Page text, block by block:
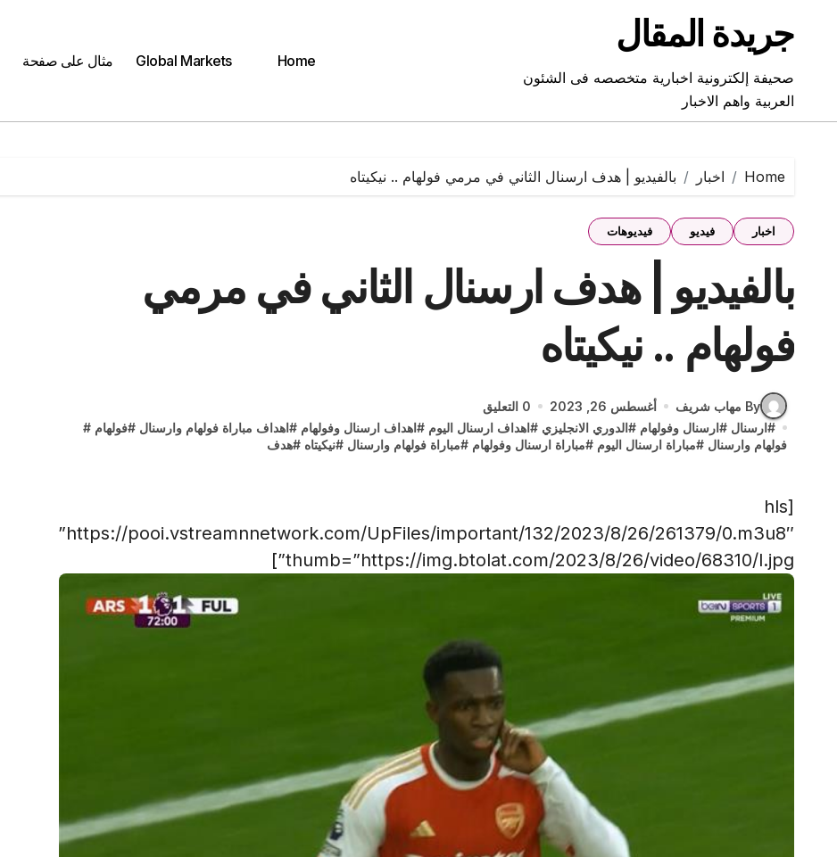
contentجريدة المقال
صحيفة إلكترونية اخبارية متخصصه فى الشئون
العربية واهم الاخبار
Home
Global Markets مثال على صفحة
Home اخبار بالفيديو | هدف ارسنال الثاني في مرمي فولهام .. نيكيتاه
اخبار فيديو فيديوهات
بالفيديو | هدف ارسنال الثاني في مرمي
فولهام .. نيكيتاه
By مهاب شريف أغسطس 26, 2023
0 التعليق
#ارسنال #ارسنال وفولهام #الدوري الانجليزي #اهداف ارسنال اليوم #اهداف ارسنال وفولهام #اهداف مباراة فولهام وارسنال #فولهام #
فولهام وارسنال #مباراة ارسنال اليوم #مباراة ارسنال وفولهام #مباراة فولهام وارسنال #نيكيتاه #هدف
[hls
url=”https://pooi.vstreamnnetwork.com/UpFiles/important/132/2023/8/26/261379/0.m3u8″
thumb=”https://img.btolat.com/2023/8/26/video/68310/l.jpg”]